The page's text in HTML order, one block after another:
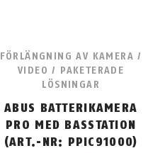
FÖRLÄNGNING AV KAMERA /
VIDEO / PAKETERADE
LÖSNINGAR
ABUS BATTERIKAMERA
PRO MED BASSTATION
(ART.-NR: PPIC91000)